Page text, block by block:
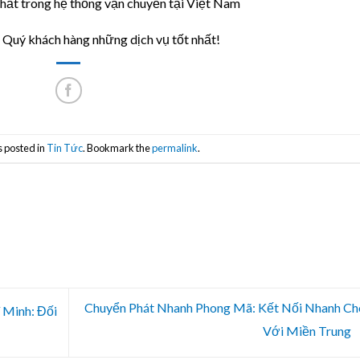
khách hàng những dịch vụ tốt nhất!
posted in Tin Tức. Bookmark thepermalink.
Minh: Đối
Chuyển Phát Nhanh Phong Mã: Kết Nối Nhanh
Với Miền Trung